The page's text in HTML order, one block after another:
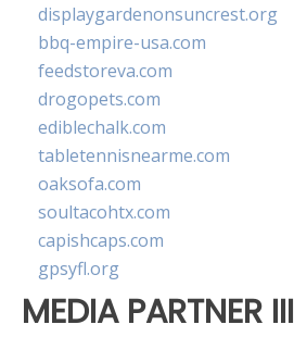
displaygardenonsuncrest.org
bbq-empire-usa.com
feedstoreva.com
drogopets.com
ediblechalk.com
tabletennisnearme.com
oaksofa.com
soultacohtx.com
capishcaps.com
gpsyfl.org
MEDIA PARTNER III